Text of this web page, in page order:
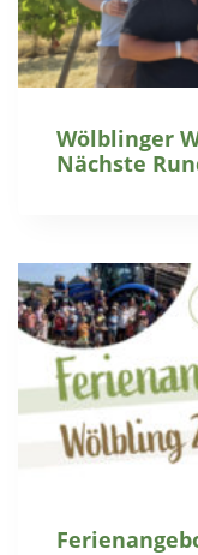
Wölblinger
Nächste